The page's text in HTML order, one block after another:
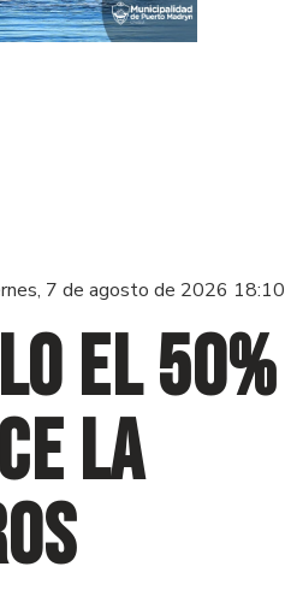
7 de agosto de 2026 18:10
el 50%
la